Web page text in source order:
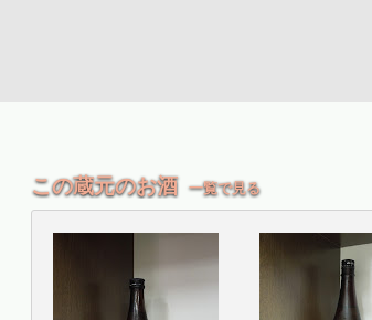
この蔵元のお酒 一覧で見る